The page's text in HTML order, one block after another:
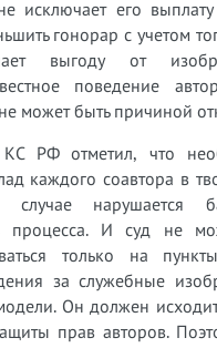
исключает его
гонорар с учетом
выгоду от
поведение
может быть причиной
РФ отметил, что
каждого соавтора в
случае нарушается
процесса. И суд не
только на
за служебные
Он должен
прав авторов.